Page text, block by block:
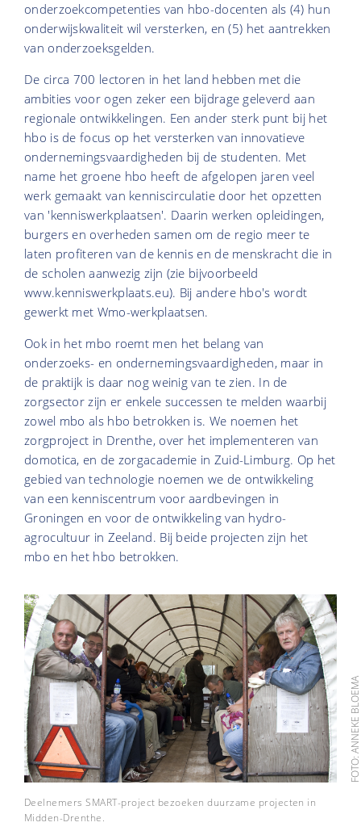
onderzoekcompetenties van hbo-docenten als (4) hun
onderwijskwaliteit wil versterken, en (5) het aantrekken
van onderzoeksgelden.
De circa 700 lectoren in het land hebben met die
ambities voor ogen zeker een bijdrage geleverd aan
regionale ontwikkelingen. Een ander sterk punt bij het
hbo is de focus op het versterken van innovatieve
ondernemingsvaardigheden bij de studenten. Met
name het groene hbo heeft de afgelopen jaren veel
werk gemaakt van kenniscirculatie door het opzetten
van 'kenniswerkplaatsen'. Daarin werken opleidingen,
burgers en overheden samen om de regio meer te
laten profiteren van de kennis en de menskracht die in
de scholen aanwezig zijn (zie bijvoorbeeld
www.kenniswerkplaats.eu). Bij andere hbo's wordt
gewerkt met Wmo-werkplaatsen.
Ook in het mbo roemt men het belang van
onderzoeks- en ondernemingsvaardigheden, maar in
de praktijk is daar nog weinig van te zien. In de
zorgsector zijn er enkele successen te melden waarbij
zowel mbo als hbo betrokken is. We noemen het
zorgproject in Drenthe, over het implementeren van
domotica, en de zorgacademie in Zuid-Limburg. Op het
gebied van technologie noemen we de ontwikkeling
van een kenniscentrum voor aardbevingen in
Groningen en voor de ontwikkeling van hydro-
agrocultuur in Zeeland. Bij beide projecten zijn het
mbo en het hbo betrokken.
FOTO: ANNEKE BLOEMA
Deelnemers SMART-project bezoeken duurzame projecten in
Midden-Drenthe.